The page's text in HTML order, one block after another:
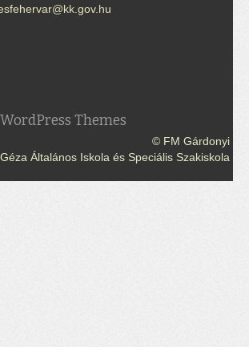
Themes
© FM Gárdonyi
Géza Általános Iskola és Speciális Szakiskola